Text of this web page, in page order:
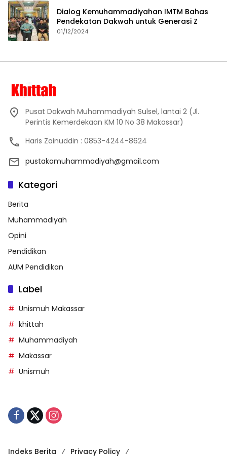
Dialog Kemuhammadiyahan IMTM Bahas
Pendekatan Dakwah untuk Generasi Z
01/12/2024
Pusat Dakwah Muhammadiyah Sulsel, lantai 2 (Jl.
Perintis Kemerdekaan KM 10 No 38 Makassar)
Haris Zainuddin : 0853-4244-8624
pustakamuhammadiyah@gmail.com
Kategori
Berita
Muhammadiyah
Opini
Pendidikan
AUM Pendidikan
Label
Unismuh Makassar
khittah
Muhammadiyah
Makassar
Unismuh
Indeks Berita Privacy Policy